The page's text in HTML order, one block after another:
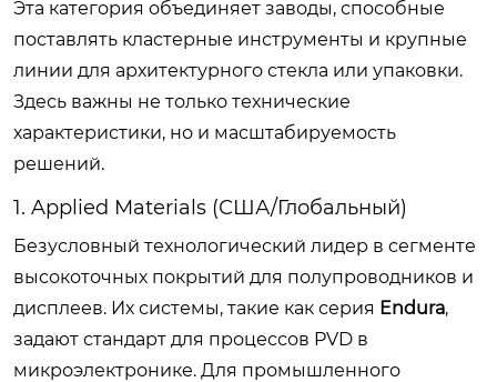
Эта категория объединяет заводы, способные
поставлять кластерные инструменты и крупные
линии для архитектурного стекла или упаковки.
Здесь важны не только технические
характеристики, но и масштабируемость
решений.
1. Applied Materials (США/Глобальный)
Безусловный технологический лидер в сегменте
высокоточных покрытий для полупроводников и
дисплеев. Их системы, такие как серия Endura,
задают стандарт для процессов PVD в
микроэлектронике. Для промышленного